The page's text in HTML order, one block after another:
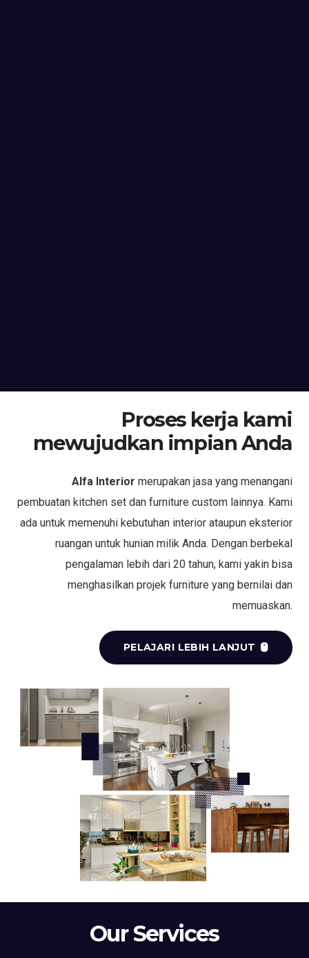
Proses kerja kami
mewujudkan impian Anda
Alfa Interior merupakan jasa yang menangani
pembuatan kitchen set dan furniture custom lainnya. Kami
ada untuk memenuhi kebutuhan interior ataupun eksterior
ruangan untuk hunian milik Anda. Dengan berbekal
pengalaman lebih dari 20 tahun, kami yakin bisa
menghasilkan projek furniture yang bernilai dan
memuaskan.
PELAJARI LEBIH LANJUT
Our Services